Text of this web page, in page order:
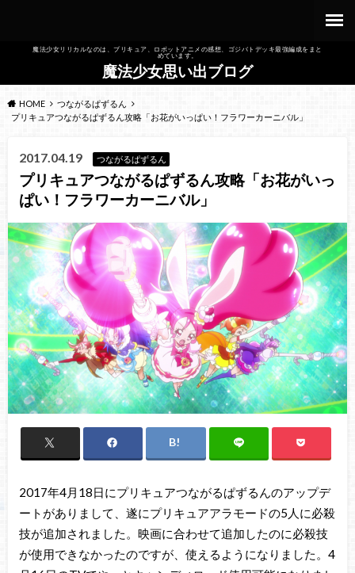
魔法少女リリカルなのは、プリキュア、ロボットアニメの感想、ゴジバトデッキ最強編成をまと
めています。
魔法少女思い出ブログ
HOME
つながるぱずるん
プリキュアつながるぱずるん攻略「お花がいっぱい！フラワーカーニバル」
2017.04.19 つながるぱずるん
プリキュアつながるぱずるん攻略「お花がいっ
ぱい！フラワーカーニバル」
2017年4月18日にプリキュアつながるぱずるんのアップデ
ートがありまして、遂にプリキュアアラモードの5人に必殺
技が追加されました。映画に合わせて追加したのに必殺技
が使用できなかったのですが、使えるようになりました。4